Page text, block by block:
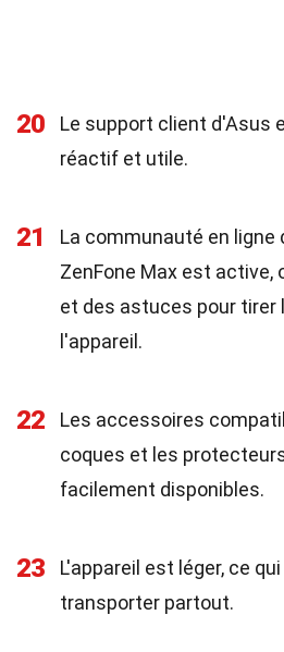
20
Le support client d'Asus
réactif et utile.
21
La communauté en
ZenFone Max est
et des astuces pour tirer
l'appareil.
22
Les accessoires
coques et les
facilement disponibles.
23
L'appareil est léger, ce
transporter partout.